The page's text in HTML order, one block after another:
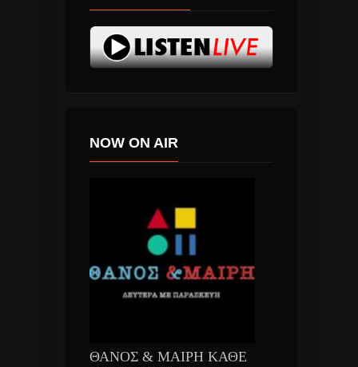
NOW ON AIR
ΘΑΝΟΣ & ΜΑΙΡΗ ΚΑΘΕ